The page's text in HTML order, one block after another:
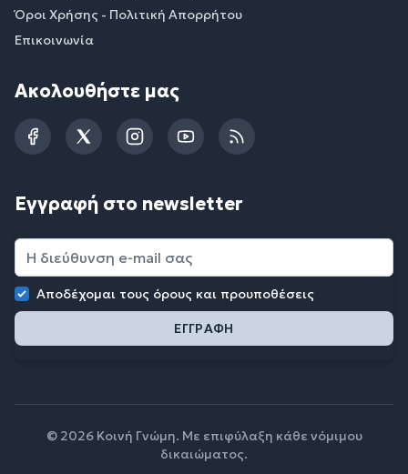
Όροι Χρήσης - Πολιτική Απορρήτου
Επικοινωνία
Ακολουθήστε μας
FacebookTwitterInstagramYouTubeRSS
Εγγραφή στο newsletter
Αποδέχομαι τους όρους και προυποθέσεις
© 2026 Κοινή Γνώμη. Με επιφύλαξη κάθε νόμιμου
δικαιώματος.